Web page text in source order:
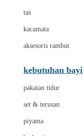
tas
kacamata
aksesoris rambut
kebutuhan bayi
pakaian tidur
set & terusan
piyama